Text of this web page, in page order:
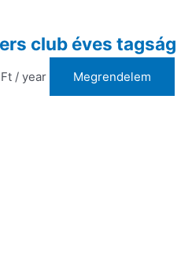
club éves tagság
Ft / year Megrendelem